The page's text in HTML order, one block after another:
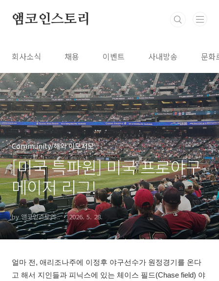
앰코인스토리
회사소식 채용 이벤트 사내방송 문화
Community/해외 이모저모
[미국 특파원] 미국 프로야구
메이저 리그!
by 앰코인스토리.. 2026. 5. 28.
얼마 전, 애리조나주에 이정후 야구선수가 원정경기를 온다
고 해서 지인들과 피닉스에 있는 체이스 필드(Chase field) 야